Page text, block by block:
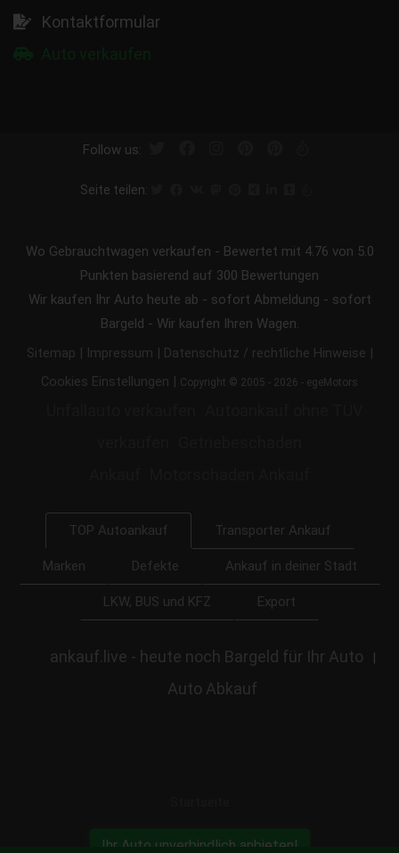
Kontaktformular
Follow us:
Seite teilen:
Wo Gebrauchtwagen verkaufen - Bewertet mit 4.76 von 5.0
Punkten basierend auf 300 Bewertungen
Wir kaufen Ihr Auto heute ab - sofort Abmeldung - sofort
Bargeld - Wir kaufen Ihren Wagen.
Sitemap | Impressum | Datenschutz / rechtliche Hinweise |
Cookies Einstellungen | Copyright © 2005 - 2026 - egeMotors
TOP Autoankauf Transporter Ankauf
Marken Defekte Ankauf in deiner Stadt
LKW, BUS und KFZ Export
ankauf.live - heute noch Bargeld für Ihr Auto |
Auto Abkauf
Ihr Auto unverbindlich anbieten!